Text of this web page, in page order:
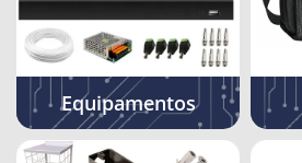
Equipamentos